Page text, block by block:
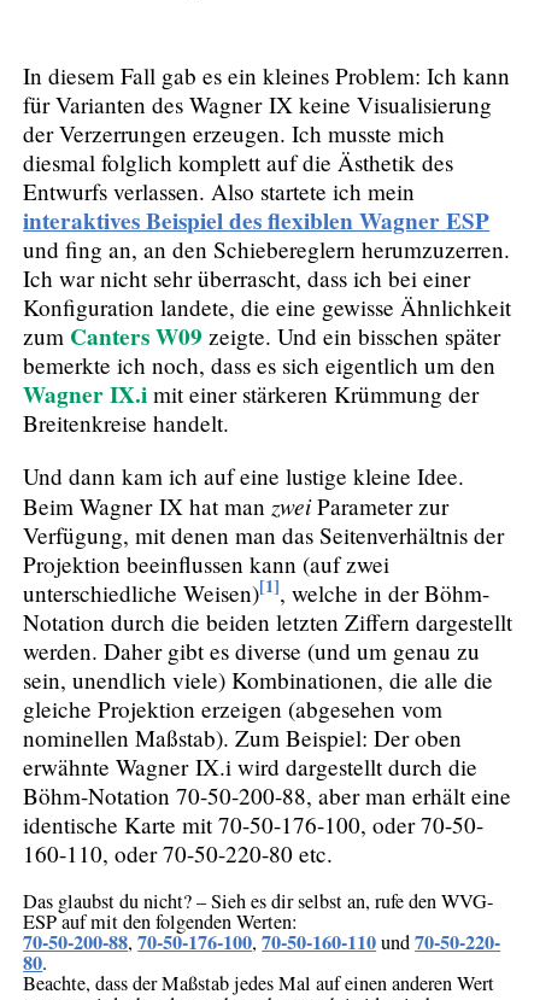
In diesem Fall gab es ein kleines Problem: Ich kann
für Varianten des Wagner IX keine Visualisierung
der Verzerrungen erzeugen. Ich musste mich
diesmal folglich komplett auf die Ästhetik des
Entwurfs verlassen. Also startete ich mein
interaktives Beispiel des flexiblen Wagner ESP
und fing an, an den Schiebereglern herumzuzerren.
Ich war nicht sehr überrascht, dass ich bei einer
Konfiguration landete, die eine gewisse Ähnlichkeit
zum Canters W09 zeigte. Und ein bisschen später
bemerkte ich noch, dass es sich eigentlich um den
Wagner IX.i mit einer stärkeren Krümmung der
Breitenkreise handelt.
Und dann kam ich auf eine lustige kleine Idee.
Beim Wagner IX hat man zweiParameter zur
Verfügung, mit denen man das Seitenverhältnis der
Projektion beeinflussen kann (auf zwei
unterschiedliche Weisen)[1], welche in der Böhm-
Notation durch die beiden letzten Ziffern dargestellt
werden. Daher gibt es diverse (und um genau zu
sein, unendlich viele) Kombinationen, die alle die
gleiche Projektion erzeigen (abgesehen vom
nominellen Maßstab). Zum Beispiel: Der oben
erwähnte Wagner IX.i wird dargestellt durch die
Böhm-Notation 70-50-200-88, aber man erhält eine
identische Karte mit 70-50-176-100, oder 70-50-
160-110, oder 70-50-220-80 etc.
Das glaubst du nicht? – Sieh es dir selbst an, rufe den WVG-
ESP auf mit den folgenden Werten:
70-50-200-88,70-50-176-100,70-50-160-110und70-50-220-
80.
Beachte, dass der Maßstab jedes Mal auf einen anderen Wert